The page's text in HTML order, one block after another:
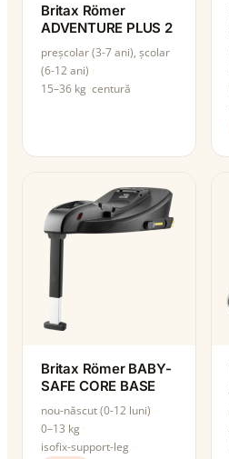
Britax Römer
ADVENTURE PLUS 2
preșcolar (3-7 ani), școlar
(6-12 ani)
15–36 kg centură
Britax Römer BABY-
SAFE CORE BASE
nou-născut (0-12 luni)
0–13 kg
isofix-support-leg